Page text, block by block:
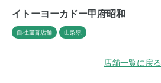
イトーヨーカドー甲府昭和
自社運営店舗 山梨県
店舗一覧に戻る